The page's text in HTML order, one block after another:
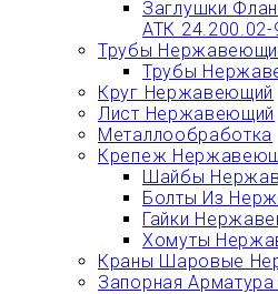
Заглушки
АТК 24.200.02-
Трубы
Трубы
Круг Нержавеющий
Лист Нержавеющий
Металлообработка
Крепеж
Шайбы
Болты Из
Гайки
Хомуты
Краны Шаровые
Запорная